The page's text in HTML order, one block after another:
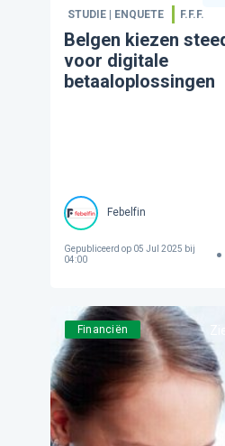
STUDIE | ENQUETE F.F.F.
Belgen kiezen
voor digitale
betaaloplossingen
Febelfin
Gepubliceerd op05 Jul 2025 bij
04:00
Financiën